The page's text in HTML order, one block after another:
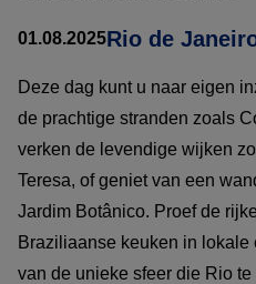
01.08.2025Rio de
Deze dag kunt u naar eigen
de prachtige stranden zoals
verken de levendige wijken
Teresa, of geniet van een
Jardim Botânico. Proef de
Braziliaanse keuken in
van de unieke sfeer die Rio te